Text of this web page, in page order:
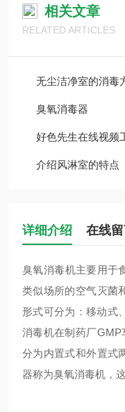
相关文章
RELATED ARTICLES
无尘洁净室的消毒
臭氧消毒器
好色先生在线视频
介绍风淋室的特点
详细介绍 在线
臭氧消毒机主要用于
类似场所的空气灭菌和
形式可分为：移动式
消毒机在制药厂GMP
分为内置式和外置式两
器称为臭氧消毒机，